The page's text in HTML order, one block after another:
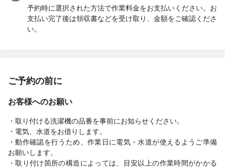
予約時に選択された方法で作業料金をお支払いください。お
支払い完了後は領収書などを受け取り、金額をご確認くださ
い。
ご予約の前に
お客様へのお願い
・取り付ける洗濯機の品番を事前にお知らせください。
・電気、水道をお借りします。
・動作確認を行うため、作業日に電気・水道が使えるようご準備
お願いします。
・取り付け箇所の構造によっては、目安以上の作業時間がかかる